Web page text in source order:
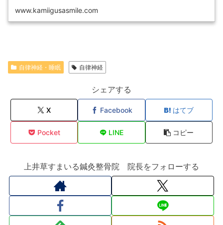
肩、自律神経、不眠、交通事故等ご相...
www.kamiigusasmile.com
自律神経・睡眠 自律神経
シェアする
X Facebook はてブ
Pocket LINE コピー
上井草すまいる鍼灸整骨院 院長をフォローする